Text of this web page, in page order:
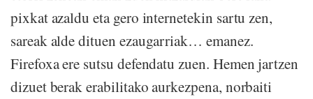
pixkat azaldu eta gero internetekin sartu zen,
sareak alde dituen ezaugarriak… emanez.
Firefoxa ere sutsu defendatu zuen. Hemen jartzen
dizuet berak erabilitako aurkezpena, norbaiti